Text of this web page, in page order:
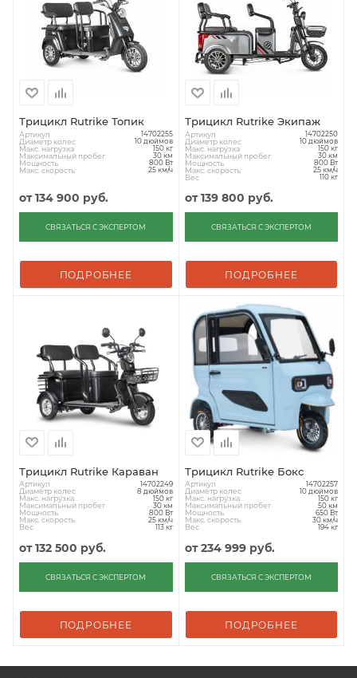
Трицикл Rutrike Топик
Артикул 14702255
Диаметр колес 10 дюймов
Макс. нагрузка 150 кг
Максимальный пробег 30 км
Мощность 800 Вт
Макс. скорость 25 км/ч
от134 900 руб.
СВЯЗАТЬСЯ С ЭКСПЕРТОМ
ПОДРОБНЕЕ
Трицикл Rutrike Экипаж
Артикул 14702250
Диаметр колес 10 дюймов
Макс. нагрузка 150 кг
Максимальный пробег 30 км
Мощность 800 Вт
Макс. скорость 25 км/ч
Вес 110 кг
от139 800 руб.
СВЯЗАТЬСЯ С ЭКСПЕРТОМ
ПОДРОБНЕЕ
Трицикл Rutrike Караван
Артикул 14702249
Диаметр колес 8 дюймов
Макс. нагрузка 150 кг
Максимальный пробег 30 км
Мощность 800 Вт
Макс. скорость 25 км/ч
Вес 113 кг
от132 500 руб.
СВЯЗАТЬСЯ С ЭКСПЕРТОМ
ПОДРОБНЕЕ
Трицикл Rutrike Бокс
Артикул 14702257
Диаметр колес 10 дюймов
Макс. нагрузка 150 кг
Максимальный пробег 50 км
Мощность 650 Вт
Макс. скорость 30 км/ч
Вес 194 кг
от234 999 руб.
СВЯЗАТЬСЯ С ЭКСПЕРТОМ
ПОДРОБНЕЕ